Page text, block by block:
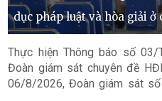
dục pháp luật và hòa giải ở
Thực hiện Thông báo số
Đoàn giám sát chuyên đề
06/8/2026, Đoàn giám sát